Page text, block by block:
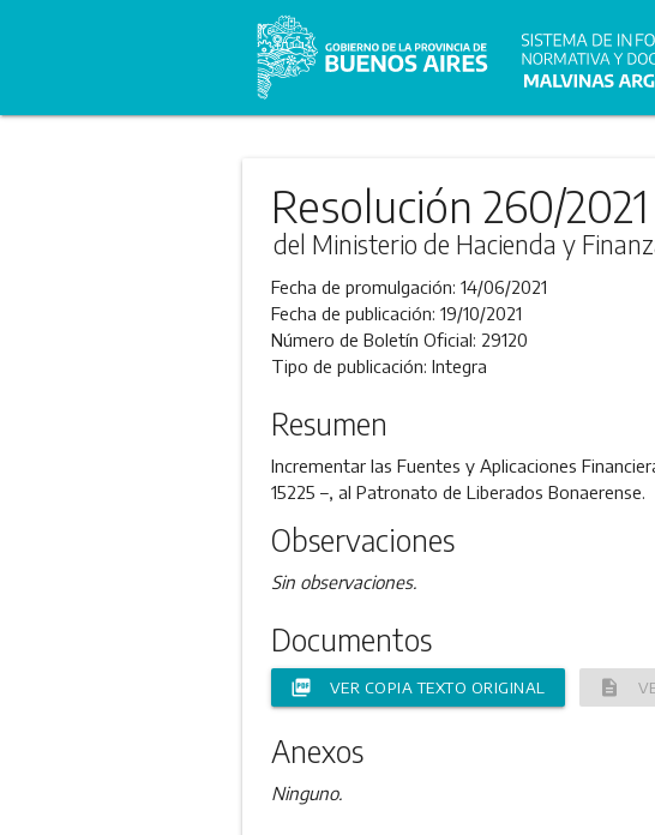
Resolución 260/2021
del Ministerio de Hacienda y
Fecha de promulgación: 14/06/2021
Fecha de publicación: 19/10/2021
Número de Boletín Oficial: 29120
Tipo de publicación: Integra
Resumen
Incrementar las Fuentes y Aplicaciones
15225 –, al Patronato de Liberados Bonaerense.
Observaciones
Sin observaciones.
Documentos
picture_as_pdf VER COPIA TEXTO ORIGINAL description
Anexos
Ninguno.